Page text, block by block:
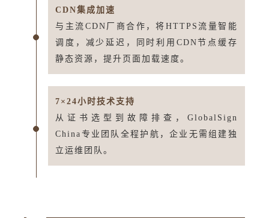
CDN集成加速
与主流CDN厂商合作，将HTTPS流量智能
调度，减少延迟，同时利用CDN节点缓存
静态资源，提升页面加载速度。
7×24小时技术支持
从证书选型到故障排查，GlobalSign
China专业团队全程护航，企业无需组建独
立运维团队。